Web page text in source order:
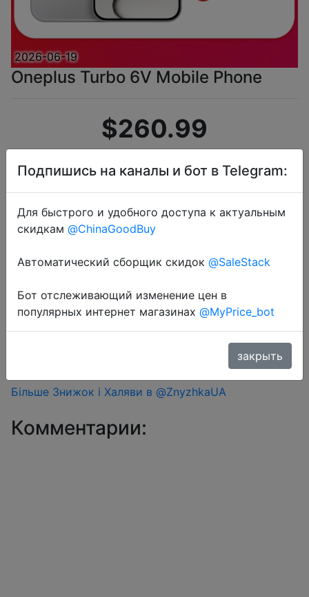
2026-06-19
Oneplus Turbo 6V Mobile Phone
$260.99
Перейти в магазин
#Aliexpress
монетками 200 Coins у додатку через розділ
Більше Знижок і Халяви в @ZnyzhkaUA
Комментарии:
Подпишись на каналы и бот в Telegram:
Для быстрого и удобного доступа к актуальным
скидкам @ChinaGoodBuy
Автоматический сборщик скидок @SaleStack
Бот отслеживающий изменение цен в
популярных интернет магазинах @MyPrice_bot
закрыть